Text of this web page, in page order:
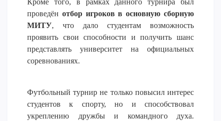
Второе высшее
Очное с применением дистанционных технологий
ОПЛАТИТЬ ОБУЧЕНИЕ
Кроме того, в рамках данного турнира был
проведён отбор игроков в основную сборную
МИТУ, что дало студентам возможность
проявить свои способности и получить шанс
представлять университет на официальных
соревнованиях.
Футбольный турнир не только повысил интерес
студентов к спорту, но и способствовал
укреплению дружбы и командного духа.